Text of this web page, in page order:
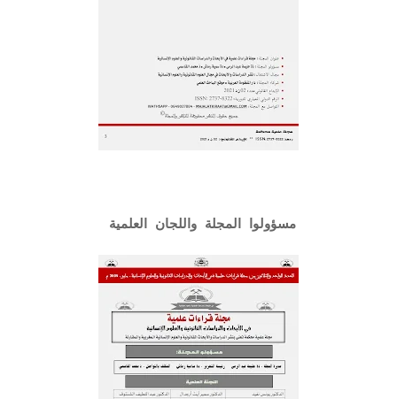
مسؤولوا المجلة واللجان العلمية